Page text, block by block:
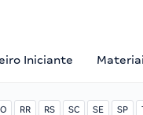
Iniciante
RR RS SC SE SP